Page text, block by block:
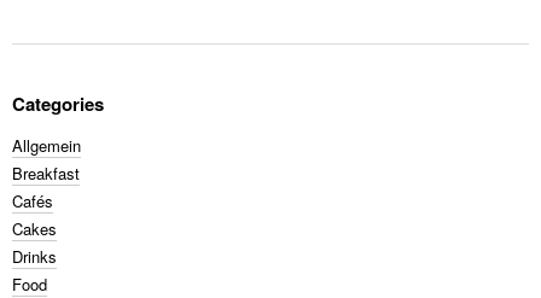
Categories
Allgemein
Breakfast
Cafés
Cakes
Drinks
Food